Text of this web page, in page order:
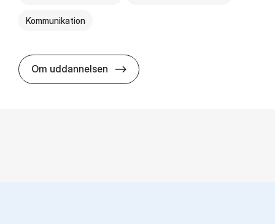
Kommunikation
Om uddannelsen HA(kom.) - erhvervs­økonomi